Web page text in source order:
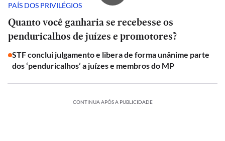
PAÍS DOS PRIVILÉGIOS
Quanto você ganharia se recebesse os
penduricalhos de juízes e promotores?
STF conclui julgamento e libera de forma unânime parte
dos ‘penduricalhos’ a juízes e membros do MP
CONTINUA APÓS A PUBLICIDADE